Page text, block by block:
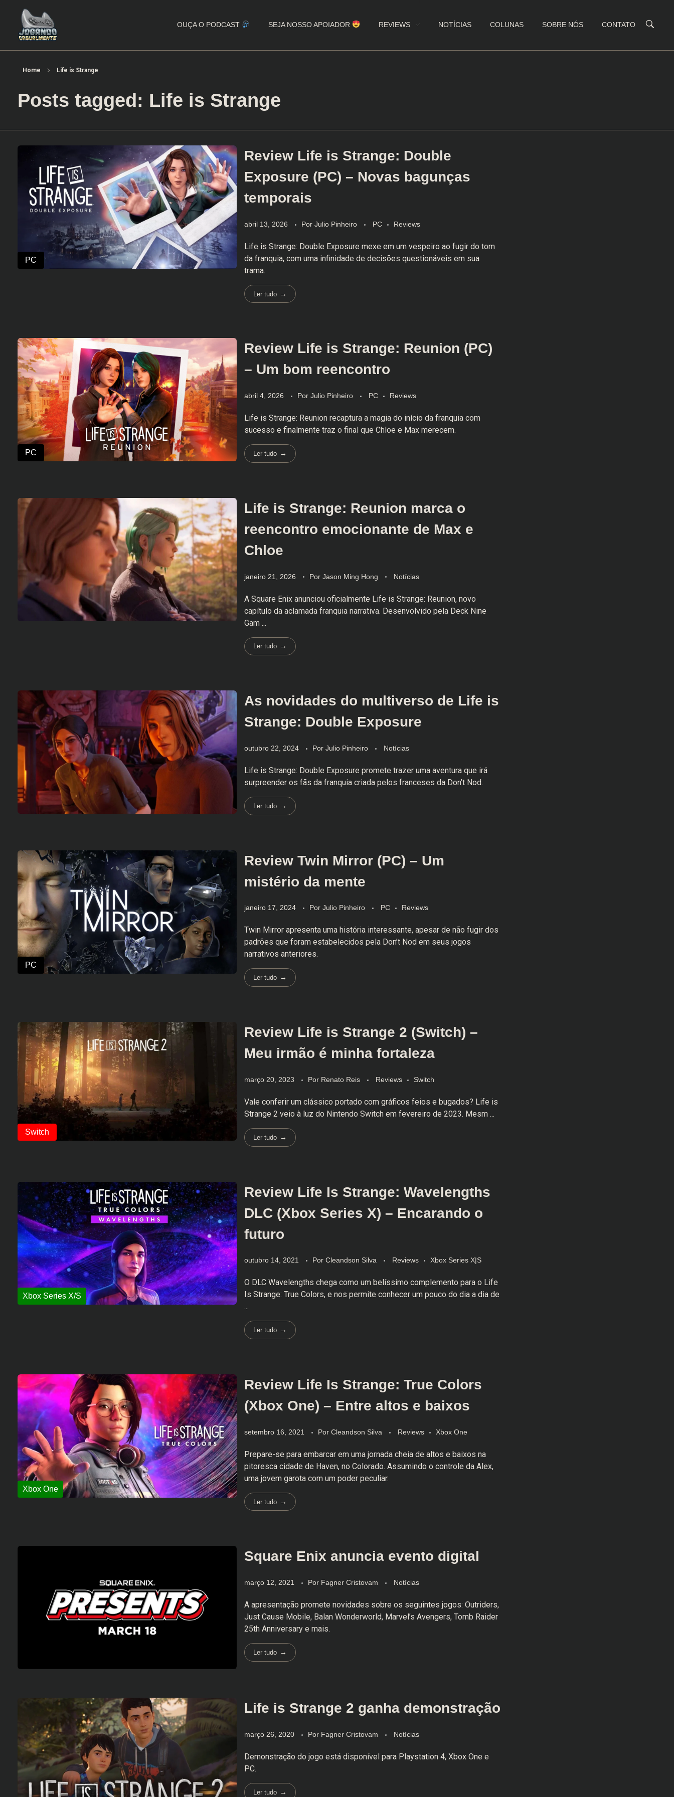
OUÇA O PODCAST SEJA NOSSO APOIADOR REVIEWS NOTÍCIAS COLUNAS SOBRE NÓS CONTATO
Home Life is Strange
Posts tagged: Life is Strange
Review Life is Strange: Double
Exposure (PC) – Novas bagunças
temporais
abril 13, 2026 Por Julio Pinheiro PC Reviews
Life is Strange: Double Exposure mexe em um vespeiro ao fugir do tom
da franquia, com uma infinidade de decisões questionáveis em sua
trama.
Ler tudo
Review Life is Strange: Reunion (PC)
– Um bom reencontro
abril 4, 2026 Por Julio Pinheiro PC Reviews
Life is Strange: Reunion recaptura a magia do início da franquia com
sucesso e finalmente traz o final que Chloe e Max merecem.
Ler tudo
Life is Strange: Reunion marca o
reencontro emocionante de Max e
Chloe
janeiro 21, 2026 Por Jason Ming Hong Notícias
A Square Enix anunciou oficialmente Life is Strange: Reunion, novo
capítulo da aclamada franquia narrativa. Desenvolvido pela Deck Nine
Gam ...
Ler tudo
As novidades do multiverso de Life is
Strange: Double Exposure
outubro 22, 2024 Por Julio Pinheiro Notícias
Life is Strange: Double Exposure promete trazer uma aventura que irá
surpreender os fãs da franquia criada pelos franceses da Don’t Nod.
Ler tudo
Review Twin Mirror (PC) – Um
mistério da mente
janeiro 17, 2024 Por Julio Pinheiro PC Reviews
Twin Mirror apresenta uma história interessante, apesar de não fugir dos
padrões que foram estabelecidos pela Don’t Nod em seus jogos
narrativos anteriores.
Ler tudo
Review Life is Strange 2 (Switch) –
Meu irmão é minha fortaleza
março 20, 2023 Por Renato Reis Reviews Switch
Vale conferir um clássico portado com gráficos feios e bugados? Life is
Strange 2 veio à luz do Nintendo Switch em fevereiro de 2023. Mesm ...
Ler tudo
Review Life Is Strange: Wavelengths
DLC (Xbox Series X) – Encarando o
futuro
outubro 14, 2021 Por Cleandson Silva Reviews Xbox Series X|S
O DLC Wavelengths chega como um belíssimo complemento para o Life
Is Strange: True Colors, e nos permite conhecer um pouco do dia a dia de
...
Ler tudo
Review Life Is Strange: True Colors
(Xbox One) – Entre altos e baixos
setembro 16, 2021 Por Cleandson Silva Reviews Xbox One
Prepare-se para embarcar em uma jornada cheia de altos e baixos na
pitoresca cidade de Haven, no Colorado. Assumindo o controle da Alex,
uma jovem garota com um poder peculiar.
Ler tudo
Square Enix anuncia evento digital
março 12, 2021 Por Fagner Cristovam Notícias
A apresentação promete novidades sobre os seguintes jogos: Outriders,
Just Cause Mobile, Balan Wonderworld, Marvel’s Avengers, Tomb Raider
25th Anniversary e mais.
Ler tudo
Life is Strange 2 ganha demonstração
março 26, 2020 Por Fagner Cristovam Notícias
Demonstração do jogo está disponível para Playstation 4, Xbox One e
PC.
Ler tudo